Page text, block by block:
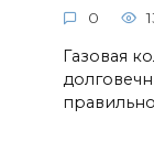
0
Газовая